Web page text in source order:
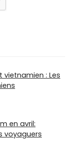
vietnamien : Les
en avril:
voyaguers